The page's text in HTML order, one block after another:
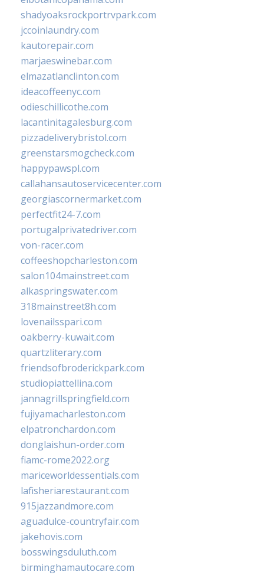
shadyoaksrockportrvpark.com
jccoinlaundry.com
kautorepair.com
marjaeswinebar.com
elmazatlanclinton.com
ideacoffeenyc.com
odieschillicothe.com
lacantinitagalesburg.com
pizzadeliverybristol.com
greenstarsmogcheck.com
happypawspl.com
callahansautoservicecenter.com
georgiascornermarket.com
perfectfit24-7.com
portugalprivatedriver.com
von-racer.com
coffeeshopcharleston.com
salon104mainstreet.com
alkaspringswater.com
318mainstreet8h.com
lovenailsspari.com
oakberry-kuwait.com
quartzliterary.com
friendsofbroderickpark.com
studiopiattellina.com
jannagrillspringfield.com
fujiyamacharleston.com
elpatronchardon.com
donglaishun-order.com
fiamc-rome2022.org
mariceworldessentials.com
lafisheriarestaurant.com
915jazzandmore.com
aguadulce-countryfair.com
jakehovis.com
bosswingsduluth.com
birminghamautocare.com